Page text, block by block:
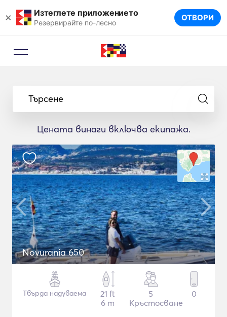
× Изтеглете приложението
Резервирайте по-лесно ОТВОРИ
Търсене
Цената винаги включва екипажа.
Novurania 650
Твърда надуваема
21 ft
6 m
5
Кръстосване
0